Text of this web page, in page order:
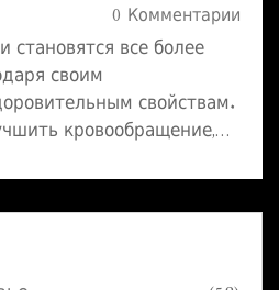
0 Комментарии
все более
своим
свойствам.
кровообращение,
статье
аспекты
включая
кому они подойдут,